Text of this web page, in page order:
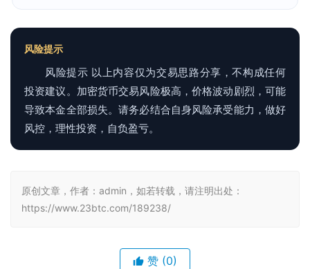
风险提示
风险提示 以上内容仅为交易思路分享，不构成任何
投资建议。加密货币交易风险极高，价格波动剧烈，可能
导致本金全部损失。请务必结合自身风险承受能力，做好
风控，理性投资，自负盈亏。
原创文章，作者：admin，如若转载，请注明出处：
https://www.23btc.com/189238/
赞 (0)